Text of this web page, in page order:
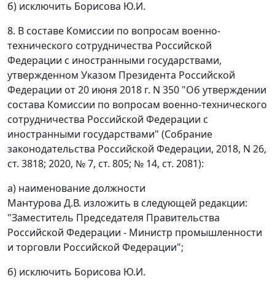
б) исключить Борисова Ю.И.
8. В составе Комиссии по вопросам военно-
технического сотрудничества Российской
Федерации с иностранными государствами,
утвержденном Указом Президента Российской
Федерации от 20 июня 2018 г. N 350 "Об утверждении
состава Комиссии по вопросам военно-технического
сотрудничества Российской Федерации с
иностранными государствами" (Собрание
законодательства Российской Федерации, 2018, N 26,
ст. 3818; 2020, № 7, ст. 805; № 14, ст. 2081):
а) наименование должности
Мантурова Д.В. изложить в следующей редакции:
"Заместитель Председателя Правительства
Российской Федерации - Министр промышленности
и торговли Российской Федерации";
б) исключить Борисова Ю.И.